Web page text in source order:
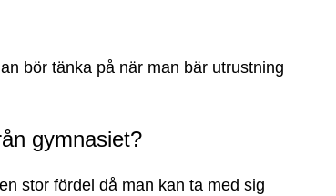
bör tänka på när man bär utrustning
gymnasiet?
stor fördel då man kan ta med sig